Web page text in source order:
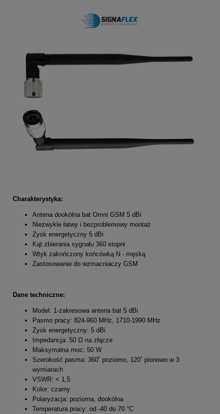
Charakterystyka:
Antena dookólna bat Omni GSM 5 dBi
Niezwykle łatwy i bezproblemowy montaż
Zysk energetyczny 5 dBi
Kąt zbierania sygnału 360 stopni
Wtyk zakończony końcówką N - męską
Zastosowanie do wzmacniaczy GSM
Dane techniczne:
Model: 1-zakresowa antena bat 5 dBi
Pasmo pracy: 824-960 MHz, 1710-1990 MHz
Zysk energetyczny: 5 dBi
Impedancja: 50 Ω na złącze
Maksymalna moc: 50 W
Szerokość pasma: 360˚ poziomo, 120˚ pionowo w 3
wymiarach
VSWR: < 1,5
Kolor: czarny
Polaryzacja: pozioma, dookólna
Temperatura pracy: od -40 do 70 °C